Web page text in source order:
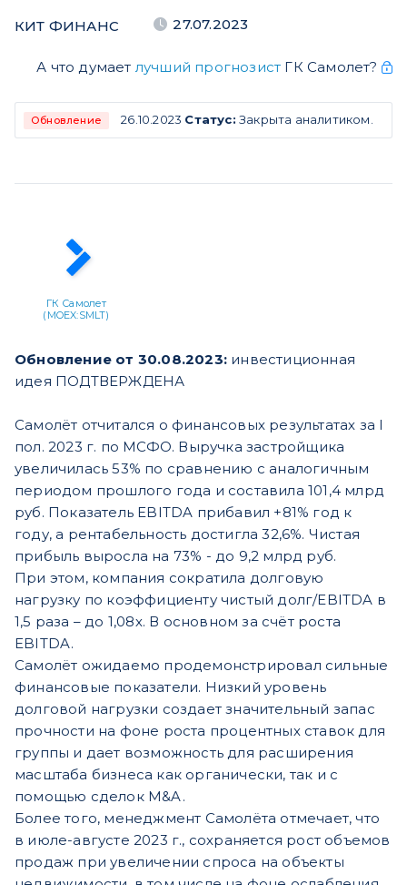
КИТ ФИНАНС 27.07.2023
А что думает лучший прогнозист ГК Самолет?
Обновление 26.10.2023 Статус: Закрыта аналитиком.
ГК Самолет
(MOEX:SMLT)
Обновление от 30.08.2023: инвестиционная
идея ПОДТВЕРЖДЕНА
Самолёт отчитался о финансовых результатах за I
пол. 2023 г. по МСФО. Выручка застройщика
увеличилась 53% по сравнению с аналогичным
периодом прошлого года и составила 101,4 млрд
руб. Показатель EBITDA прибавил +81% год к
году, а рентабельность достигла 32,6%. Чистая
прибыль выросла на 73% - до 9,2 млрд руб.
При этом, компания сократила долговую
нагрузку по коэффициенту чистый долг/EBITDA в
1,5 раза – до 1,08х. В основном за счёт роста
EBITDA.
Самолёт ожидаемо продемонстрировал сильные
финансовые показатели. Низкий уровень
долговой нагрузки создает значительный запас
прочности на фоне роста процентных ставок для
группы и дает возможность для расширения
масштаба бизнеса как органически, так и с
помощью сделок M&A.
Более того, менеджмент Самолёта отмечает, что
в июле-августе 2023 г., сохраняется рост объемов
продаж при увеличении спроса на объекты